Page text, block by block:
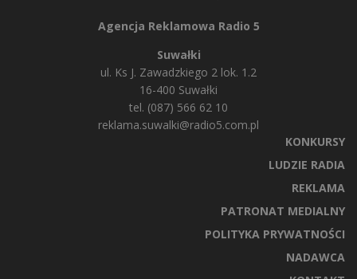
Agencja Reklamowa Radio 5
Suwałki
ul. Ks J. Zawadzkiego 2 lok. 1.2
16-400 Suwałki
tel. (087) 566 62 10
reklama.suwalki@radio5.com.pl
KONKURSY
LUDZIE RADIA
REKLAMA
PATRONAT MEDIALNY
POLITYKA PRYWATNOŚCI
NADAWCA